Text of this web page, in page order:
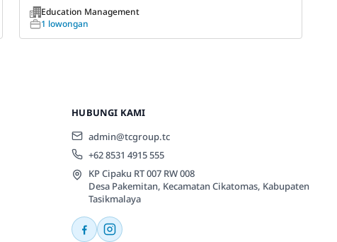
Education Management
1 lowongan
HUBUNGI KAMI
admin@tcgroup.tc
+62 8531 4915 555
KP Cipaku RT 007 RW 008
Desa Pakemitan, Kecamatan Cikatomas, Kabupaten
Tasikmalaya